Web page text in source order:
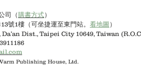
司（購書方式）
號1樓（可坐捷運至東門站。 看地圖 ）
Dist., Taipei City 10649, Taiwan
Publishing House, Ltd.